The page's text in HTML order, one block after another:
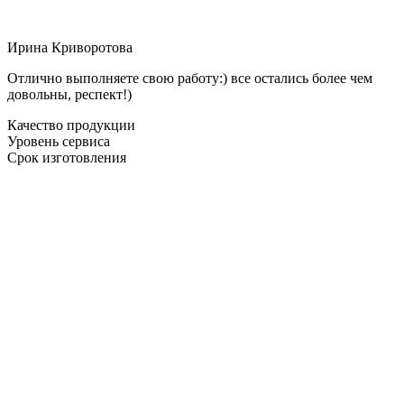
Ирина Криворотова
Отлично выполняете свою работу:) все остались более чем
довольны, респект!)
Качество продукции
Уровень сервиса
Срок изготовления